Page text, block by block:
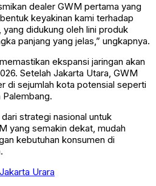
dealer GWM pertama yang
keyakinan kami terhadap
didukung oleh lini produk
panjang yang jelas,” ungkapnya.
ekspansi jaringan akan
Setelah Jakarta Utara, GWM
di sejumlah kota potensial seperti
Palembang.
strategi nasional untuk
yang semakin dekat, mudah
kebutuhan konsumen di
Jakarta Urara